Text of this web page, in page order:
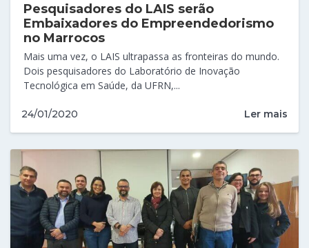
Pesquisadores do LAIS serão
Embaixadores do Empreendedorismo
no Marrocos
Mais uma vez, o LAIS ultrapassa as fronteiras do mundo.
Dois pesquisadores do Laboratório de Inovação
Tecnológica em Saúde, da UFRN,...
24/01/2020 Ler mais